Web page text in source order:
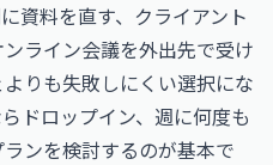
資料を直す、クライアント
ライン会議を外出先で受け
りも失敗しにくい選択にな
ドロップイン、週に何度も
ンを検討するのが基本で